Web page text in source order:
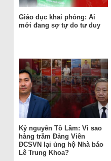
Giáo dục khai phóng: Ai
mới đang sợ tự do tư duy
Kỷ nguyên Tô Lâm: Vì sao
hàng trăm Đảng Viên
ĐCSVN lại ủng hộ Nhà báo
Lê Trung Khoa?